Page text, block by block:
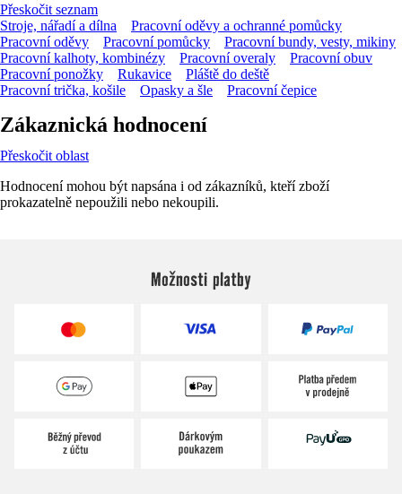
Přeskočit seznam
Stroje, nářadí a dílna
Pracovní oděvy a ochranné pomůcky
Pracovní oděvy
Pracovní pomůcky
Pracovní bundy, vesty, mikiny
Pracovní kalhoty, kombinézy
Pracovní overaly
Pracovní obuv
Pracovní ponožky
Rukavice
Pláště do deště
Pracovní trička, košile
Opasky a šle Pracovní čepice
Zákaznická hodnocení
Přeskočit oblast
Hodnocení mohou být napsána i od zákazníků, kteří zboží
prokazatelně nepoužili nebo nekoupili.
Možnosti platby